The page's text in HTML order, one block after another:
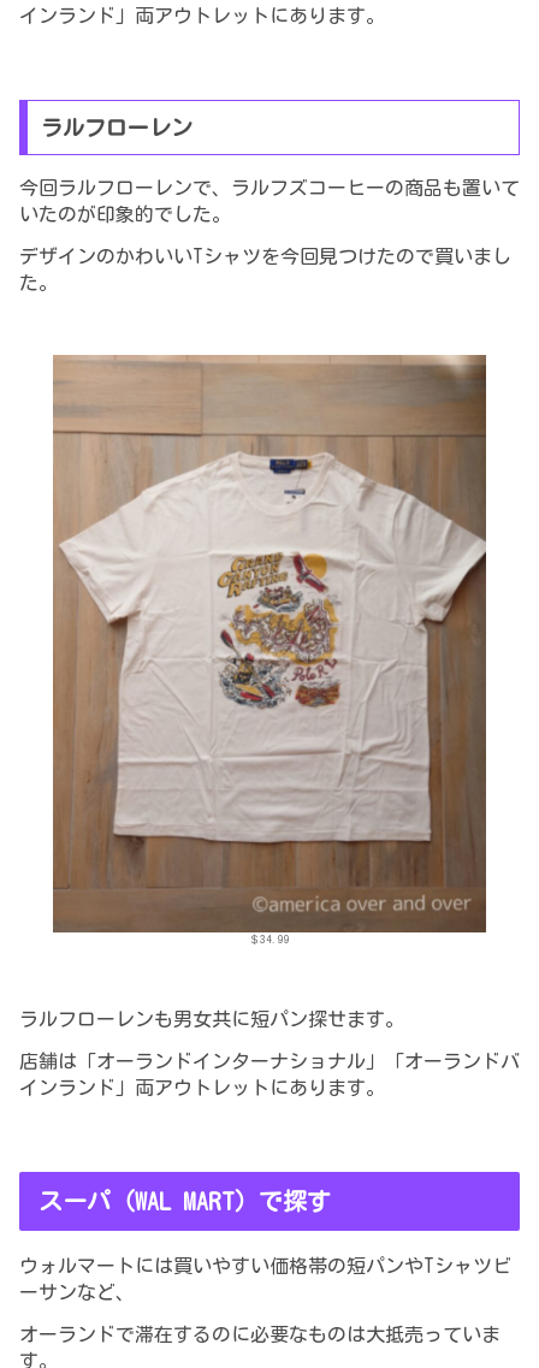
インランド」両アウトレットにあります。
ラルフローレン
今回ラルフローレンで、 ラルフズコーヒーの商品も置いて
いたのが印象的でした。
デザインのかわいいTシャツを今回見つけたので買いまし
た。
＄34.99
ラルフローレンも男女共に短パン探せます。
店舗は「オーランドインターナショナル」「オーランドバ
インランド」両アウトレットにあります。
スーパ（WAL MART）で探す
ウォルマートには買いやすい価格帯の短パンやTシャツビ
ーサンなど、
オーランドで滞在するのに必要なものは大抵売っていま
す。